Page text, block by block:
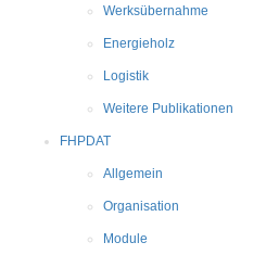
Werksübernahme
Energieholz
Logistik
Weitere Publikationen
FHPDAT
Allgemein
Organisation
Module